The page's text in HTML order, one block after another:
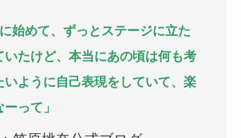
に始めて、ずっとステージに立た
いたけど、本当にあの頃は何も考
いように自己表現をしていて、楽
って」